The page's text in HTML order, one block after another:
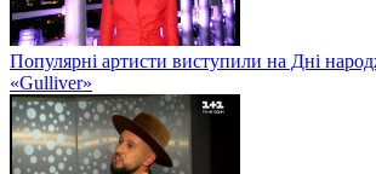
Популярні артисти виступили на Дні
«Gulliver»